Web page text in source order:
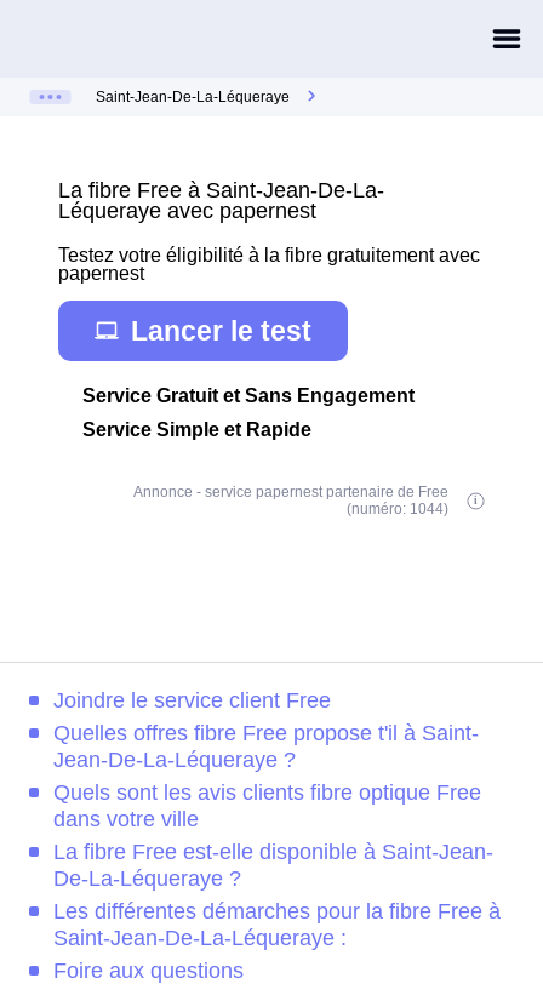
Saint-Jean-De-La-Léqueraye
La fibre Free à Saint-Jean-De-La-
Léqueraye avec papernest
Testez votre éligibilité à la fibre gratuitement avec
papernest
Lancer le test
Service Gratuit et Sans Engagement
Service Simple et Rapide
Annonce - service papernest partenaire de Free
(numéro: 1044)
Joindre le service client Free
Quelles offres fibre Free propose t'il à Saint-
Jean-De-La-Léqueraye ?
Quels sont les avis clients fibre optique Free
dans votre ville
La fibre Free est-elle disponible à Saint-Jean-
De-La-Léqueraye ?
Les différentes démarches pour la fibre Free à
Saint-Jean-De-La-Léqueraye :
Foire aux questions